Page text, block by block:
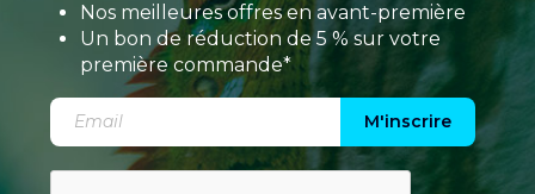
Nos meilleures offres en avant-première
Un bon de réduction de 5 % sur votre
première commande*
M'inscrire